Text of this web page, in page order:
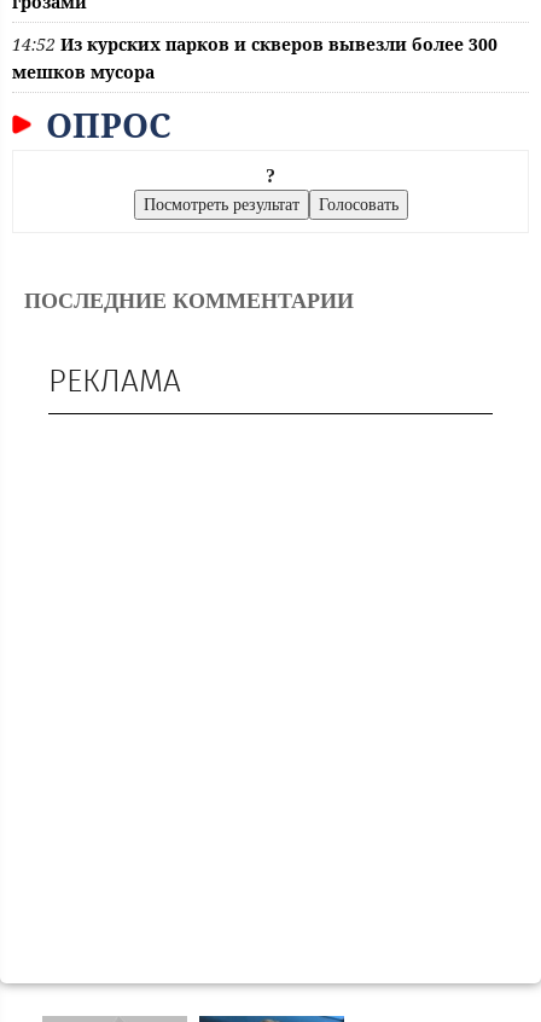
14:52 Из курских парков и скверов вывезли более 300
мешков мусора
ОПРОС
?
ПОСЛЕДНИЕ КОММЕНТАРИИ
РЕКЛАМА